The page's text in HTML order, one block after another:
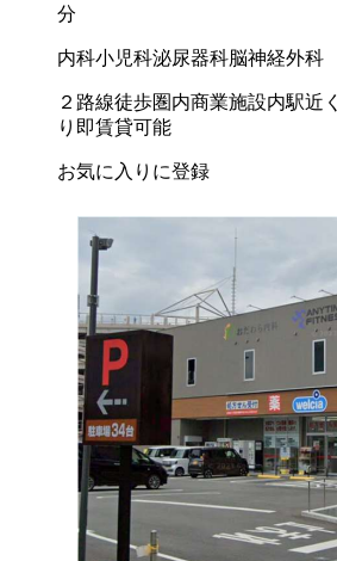
分
内科小児科泌尿器科脳神経外科
２路線徒歩圏内商業施設内駅近く
り 即賃貸可能
お気に入りに登録